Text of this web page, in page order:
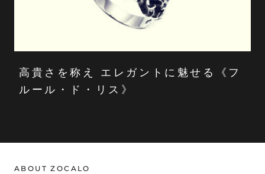
高貴さを称え エレガントに魅せる《フ
ルール・ド・リス》
ABOUT ZOCALO